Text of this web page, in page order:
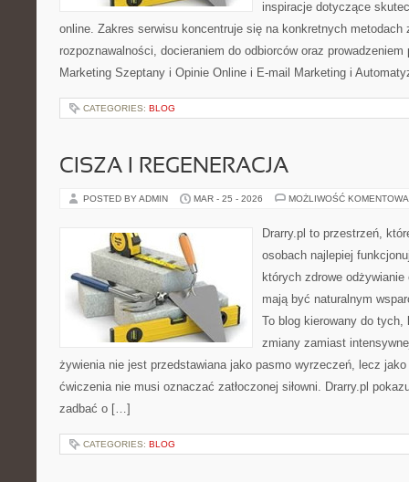
inspiracje dotyczące
online. Zakres serwisu koncentruje się na konkretnych metodach
rozpoznawalności, docieraniem do odbiorców oraz
Marketing Szeptany i Opinie Online i E-mail Marketing i
CATEGORIES: BLOG
CISZA I REGENERACJA
POSTED BY ADMIN MAR - 25 - 2026 MOŻLIWOŚĆ
Drarry.pl to przestrzeń,
osobach najlepiej
których zdrowe
mają być naturalnym
To blog kierowany do tych,
zmiany zamiast
żywienia nie jest przedstawiana jako pasmo wyrzeczeń, lecz
ćwiczenia nie musi oznaczać zatłoczonej siłowni. Drarry.pl
zadbać o […]
CATEGORIES: BLOG